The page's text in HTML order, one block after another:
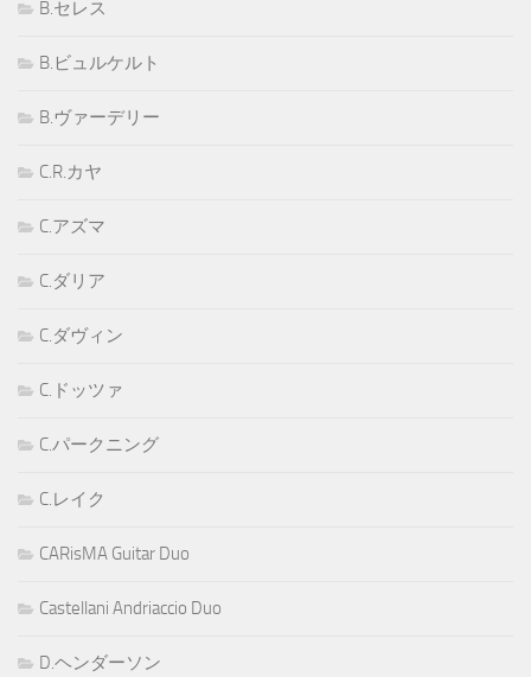
B.セレス
B.ビュルケルト
B.ヴァーデリー
C.R.カヤ
C.アズマ
C.ダリア
C.ダヴィン
C.ドッツァ
C.パークニング
C.レイク
CARisMA Guitar Duo
Castellani Andriaccio Duo
D.ヘンダーソン